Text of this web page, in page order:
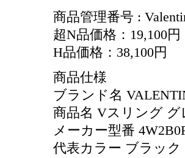
商品管理番号 :
超N品価格：19,100円
H品価格：38,100円
商品仕様
ブランド名
商品名 Vスリング
メーカー型番
代表カラー ブラッ